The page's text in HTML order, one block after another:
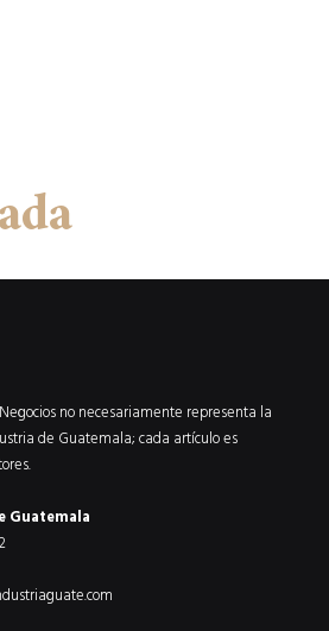
no necesariamente representa la
de Guatemala; cada artículo es
Guatemala